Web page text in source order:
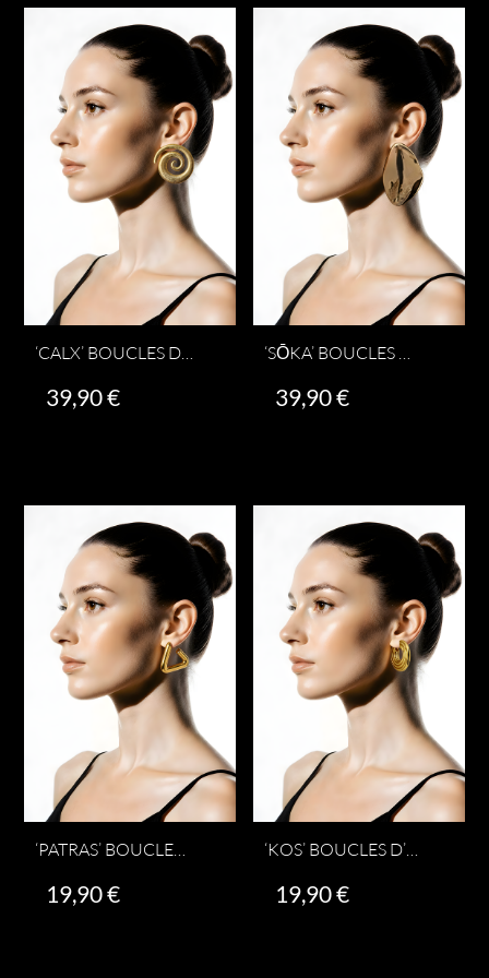
39,90€ 39,90€
‘PATRAS’ BOUCLES D’OREILLES
19,90€
‘KOS’ BOUCLES D’OREILLES
19,90€